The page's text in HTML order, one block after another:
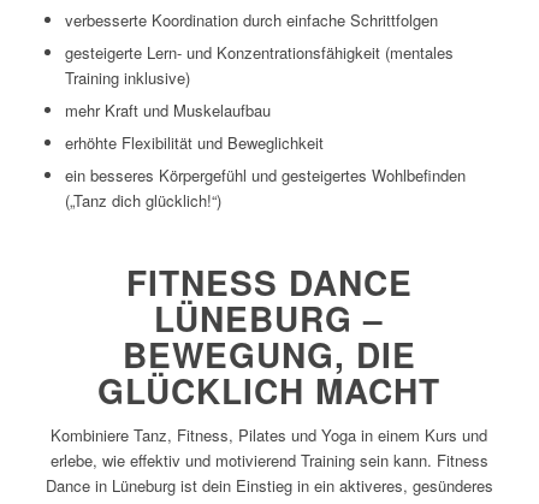
verbesserte Koordination durch einfache Schrittfolgen
gesteigerte Lern- und Konzentrationsfähigkeit (mentales
Training inklusive)
mehr Kraft und Muskelaufbau
erhöhte Flexibilität und Beweglichkeit
ein besseres Körpergefühl und gesteigertes Wohlbefinden
(„Tanz dich glücklich!“)
FITNESS DANCE
LÜNEBURG –
BEWEGUNG, DIE
GLÜCKLICH MACHT
Kombiniere Tanz, Fitness, Pilates und Yoga in einem Kurs und
erlebe, wie effektiv und motivierend Training sein kann. Fitness
Dance in Lüneburg ist dein Einstieg in ein aktiveres, gesünderes